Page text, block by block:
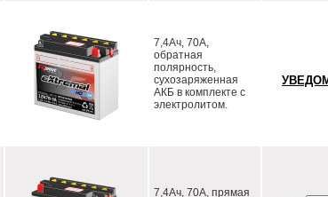
7,4Ач, 70А,
обратная
полярность,
сухозаряженная
АКБ в комплекте с
электролитом.
7,4Ач, 70А, прямая